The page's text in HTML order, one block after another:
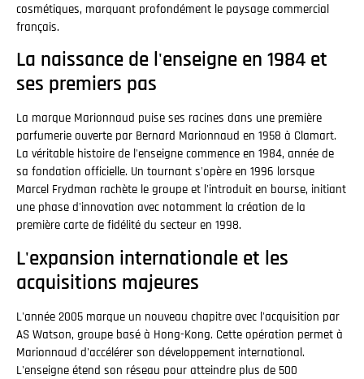
cosmétiques, marquant profondément le paysage commercial
français.
La naissance de l'enseigne en 1984 et
ses premiers pas
La marque Marionnaud puise ses racines dans une première
parfumerie ouverte par Bernard Marionnaud en 1958 à Clamart.
La véritable histoire de l'enseigne commence en 1984, année de
sa fondation officielle. Un tournant s'opère en 1996 lorsque
Marcel Frydman rachète le groupe et l'introduit en bourse, initiant
une phase d'innovation avec notamment la création de la
première carte de fidélité du secteur en 1998.
L'expansion internationale et les
acquisitions majeures
L'année 2005 marque un nouveau chapitre avec l'acquisition par
AS Watson, groupe basé à Hong-Kong. Cette opération permet à
Marionnaud d'accélérer son développement international.
L'enseigne étend son réseau pour atteindre plus de 500